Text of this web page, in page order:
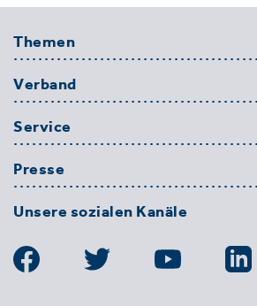
Themen
Verband
Service
Presse
Unsere sozialen Kanäle